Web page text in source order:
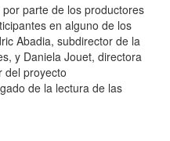
parte de los productores
en alguno de los
Abadia, subdirector de la
y Daniela Jouet, directora
del proyecto
de la lectura de las